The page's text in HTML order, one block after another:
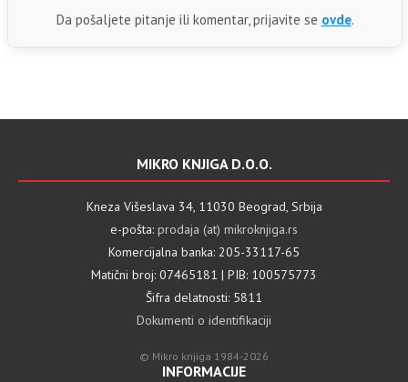
Da pošaljete pitanje ili komentar, prijavite se ovde.
MIKRO KNJIGA D.O.O.
Kneza Višeslava 34, 11030 Beograd, Srbija
e-pošta: prodaja (at) mikroknjiga.rs
Komercijalna banka: 205-33117-65
Matični broj: 07465181 | PIB: 100575773
Šifra delatnosti: 5811
Dokumenti o identifikaciji
© Mikro knjiga 1984-2026
INFORMACIJE